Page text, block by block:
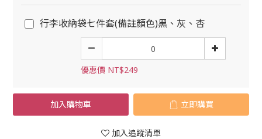
行李收納袋七件套(備註顏色)黑、灰、杏
優惠價 NT$249
加入購物車 立即購買
加入追蹤清單